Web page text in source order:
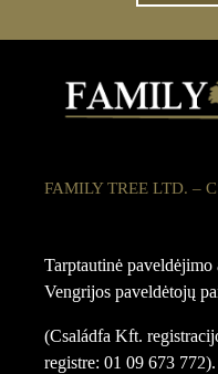
FAMILY TREE LTD. –
Tarptautinė
Vengrijos paveldėtojų
(Családfa Kft.
registre: 01 09 673 772).